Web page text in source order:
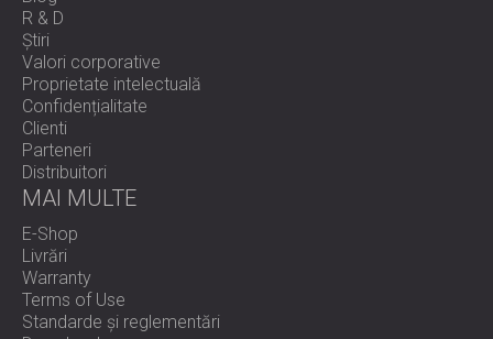
R & D
Știri
Valori corporative
Proprietate intelectuală
Confidențialitate
Clienti
Parteneri
Distribuitori
MAI MULTE
E-Shop
Livrări
Warranty
Terms of Use
Standarde și reglementări